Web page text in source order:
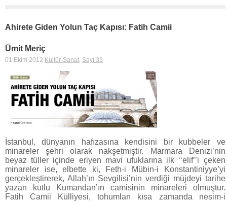
Ahirete Giden Yolun Taç Kapısı: Fatih Camii
Ümit Meriç
01 Ekim 2012 Kültür-Sanat, Sayı 33
İstanbul, dünyanın hafızasına kendisini bir kubbeler ve
minareler şehri olarak nakşetmiştir. Marmara Denizi’nin
beyaz tüller içinde eriyen mavi ufuklarına ilk ‘‘elif’’i çeken
minareler ise, elbette ki, Feth-i Mübin-i Konstantiniyye’yi
gerçekleştirerek, Allah’ın Sevgilisi’nin verdiği müjdeyi tarihe
yazan kutlu Kumandan’ın camisinin minareleri olmuştur.
Fatih Camii Külliyesi, tohumları kısa zamanda nesim-i